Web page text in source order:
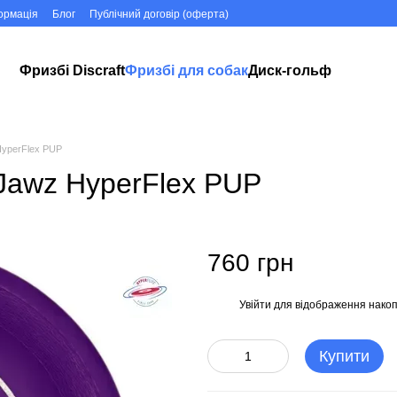
Блог Публічний договір (оферта)
Фризбі DiscraftФризбі для собакДиск-гольф
PUP
HyperFlex PUP
760 грн
Увійти для відображення
Купити